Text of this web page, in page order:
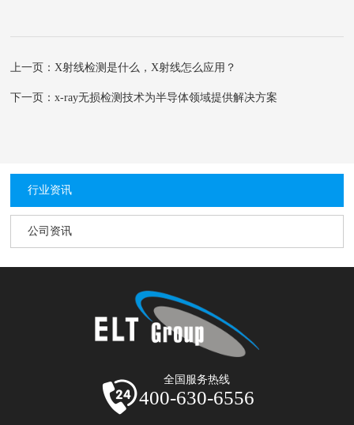
上一页：X射线检测是什么，X射线怎么应用？
下一页：x-ray无损检测技术为半导体领域提供解决方案
行业资讯
公司资讯
全国服务热线
400-630-6556